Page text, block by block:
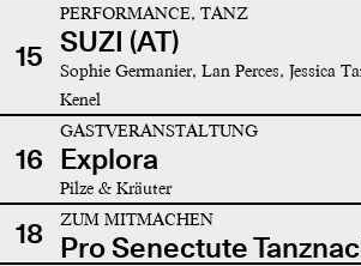
15
PERFORMANCE, TANZ
SUZI (AT)
Sophie Germanier, Lan Perces, Jessica
Kenel
16
GASTVERANSTALTUNG
Explora
Pilze & Kräuter
18 ZUM MITMACHEN
Pro Senectute